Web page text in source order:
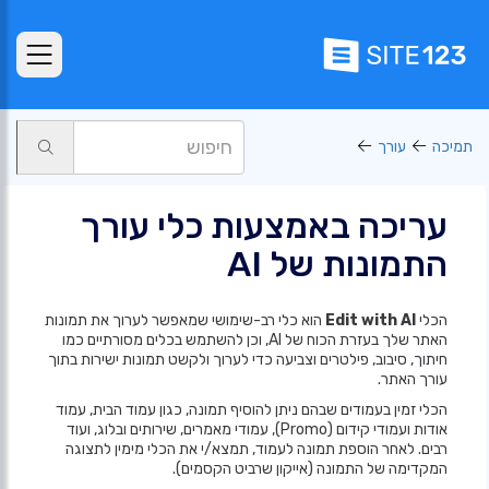
תמיכה עורך
עריכה באמצעות כלי עורך
התמונות של AI
הכלי Edit with AI הוא כלי רב-שימושי שמאפשר לערוך את תמונות
האתר שלך בעזרת הכוח של AI, וכן להשתמש בכלים מסורתיים כמו
חיתוך, סיבוב, פילטרים וצביעה כדי לערוך ולקשט תמונות ישירות בתוך
עורך האתר.
הכלי זמין בעמודים שבהם ניתן להוסיף תמונה, כגון עמוד הבית, עמוד
אודות ועמודי קידום (Promo), עמודי מאמרים, שירותים ובלוג, ועוד
רבים. לאחר הוספת תמונה לעמוד, תמצא/י את הכלי מימין לתצוגה
המקדימה של התמונה (אייקון שרביט הקסמים).